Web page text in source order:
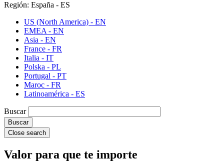
Región: España - ES
US (North America) - EN
EMEA - EN
Asia - EN
France - FR
Italia - IT
Polska - PL
Portugal - PT
Maroc - FR
Latinoamérica - ES
Buscar
Close search
Valor para que te importe